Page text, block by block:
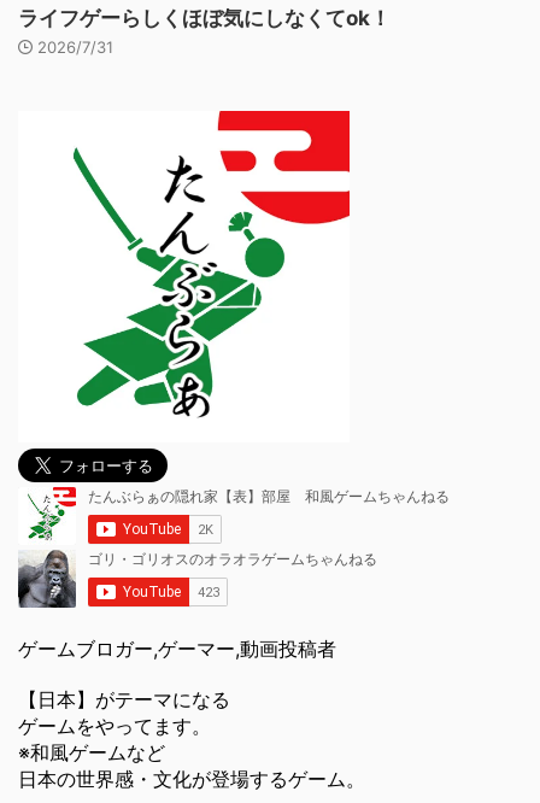
ライフゲーらしくほぼ気にしなくてok！
2026/7/31
ゲームブロガー,ゲーマー,動画投稿者
【日本】がテーマになる
ゲームをやってます。
※和風ゲームなど
日本の世界感・文化が登場するゲーム。